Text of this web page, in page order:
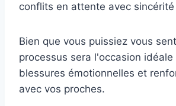
conflits en attente avec
Bien que vous puissiez vous
processus sera l'occasion
blessures émotionnelles et
avec vos proches.